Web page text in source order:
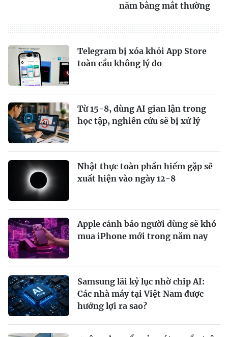
năm bằng mắt thường
Telegram bị xóa khỏi App Store
toàn cầu không lý do
Từ 15-8, dùng AI gian lận trong
học tập, nghiên cứu sẽ bị xử lý
Nhật thực toàn phần hiếm gặp sẽ
xuất hiện vào ngày 12-8
Apple cảnh báo người dùng sẽ khó
mua iPhone mới trong năm nay
Samsung lãi kỷ lục nhờ chip AI:
Các nhà máy tại Việt Nam được
hưởng lợi ra sao?